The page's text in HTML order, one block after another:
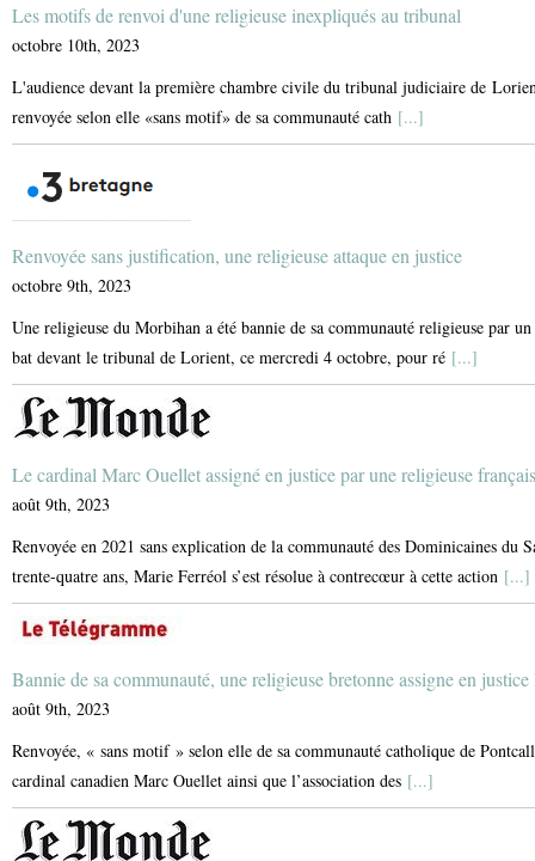
Les motifs de renvoi d'une religieuse inexpliqués au tribunal
octobre 10th, 2023
L'audience devant la première chambre civile du tribunal judiciaire de
renvoyée selon elle «sans motif» de sa communauté cath [...]
Renvoyée sans justification, une religieuse attaque en justice
octobre 9th, 2023
Une religieuse du Morbihan a été bannie de sa communauté religieuse par
bat devant le tribunal de Lorient, ce mercredi 4 octobre, pour ré [...]
Le cardinal Marc Ouellet assigné en justice par une religieuse
août 9th, 2023
Renvoyée en 2021 sans explication de la communauté des Dominicaines
trente-quatre ans, Marie Ferréol s’est résolue à contrecœur à cette action [...]
Bannie de sa communauté, une religieuse bretonne assigne en
août 9th, 2023
Renvoyée, « sans motif » selon elle de sa communauté catholique de
cardinal canadien Marc Ouellet ainsi que l’association des [...]